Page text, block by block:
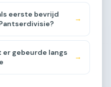
eerste bevrijd
→
er gebeurde langs
→